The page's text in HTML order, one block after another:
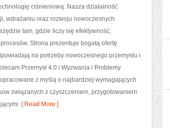
ciśnieniową. Nasza działalność
wdrażaniu oraz rozwoju nowoczesnych
tam, gdzie liczy się efektywność,
Strona prezentuje bogatą ofertę
na potrzeby nowoczesnego przemysłu i
Przemysł 4.0 i Wyzwania i Problemy
z myślą o najbardziej wymagających
związanych z czyszczeniem, przygotowaniem
[ Read More ]